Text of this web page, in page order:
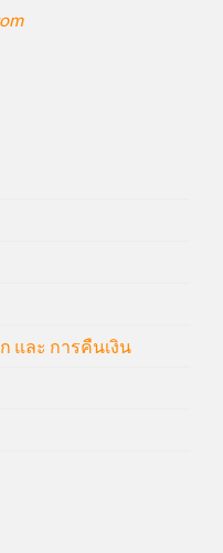
และ การคืนเงิน